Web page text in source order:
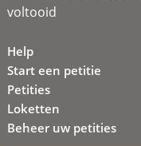
voltooid
Help
Start een petitie
Petities
Loketten
Beheer uw petities